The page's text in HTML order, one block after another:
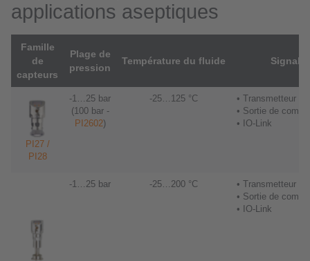
applications aseptiques
Famille
de
capteurs
Plage de
pression
Température du fluide Signal
PI27 /
PI28
-1…25 bar
(100 bar -
PI2602)
-25…125 °C
• Transmetteur
• Sortie de
• IO-Link
-1…25 bar -25…200 °C
• Transmetteur
• Sortie de
• IO-Link